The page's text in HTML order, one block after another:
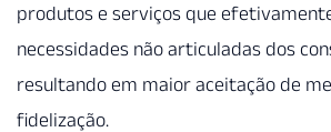
produtos e serviços que
necessidades não articuladas dos
resultando em maior aceitação de
fidelização.